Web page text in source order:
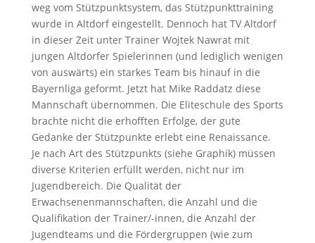
weg vom Stützpunktsystem, das Stützpunkttraining
wurde in Altdorf eingestellt. Dennoch hat TV Altdorf
in dieser Zeit unter Trainer Wojtek Nawrat mit
jungen Altdorfer Spielerinnen (und lediglich wenigen
von auswärts) ein starkes Team bis hinauf in die
Bayernliga geformt. Jetzt hat Mike Raddatz diese
Mannschaft übernommen. Die Eliteschule des Sports
brachte nicht die erhofften Erfolge, der gute
Gedanke der Stützpunkte erlebt eine Renaissance.
Je nach Art des Stützpunkts (siehe Graphik) müssen
diverse Kriterien erfüllt werden, nicht nur im
Jugendbereich. Die Qualität der
Erwachsenenmannschaften, die Anzahl und die
Qualifikation der Trainer/-innen, die Anzahl der
Jugendteams und die Fördergruppen (wie zum